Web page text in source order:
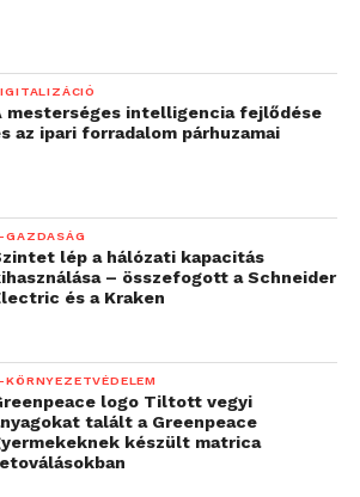
mesterséges intelligencia fejlődése
az ipari forradalom párhuzamai
GAZDASÁG
lép a hálózati kapacitás
– összefogott a Schneider
és a Kraken
KÖRNYEZETVÉDELEM
logo Tiltott vegyi
talált a Greenpeace
készült matrica